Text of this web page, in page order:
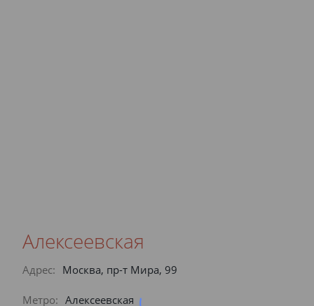
Алексеевская
Адрес: Москва, пр-т Мира, 99
Метро: Алексеевская